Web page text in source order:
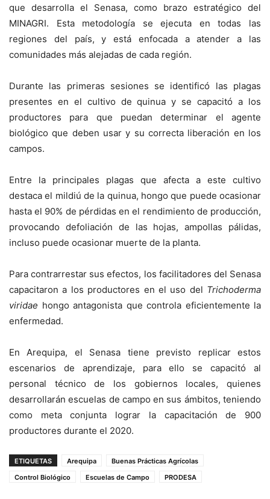
que desarrolla el Senasa, como brazo estratégico del
MINAGRI. Esta metodología se ejecuta en todas las
regiones del país, y está enfocada a atender a las
comunidades más alejadas de cada región.
Durante las primeras sesiones se identificó las plagas
presentes en el cultivo de quinua y se capacitó a los
productores para que puedan determinar el agente
biológico que deben usar y su correcta liberación en los
campos.
Entre la principales plagas que afecta a este cultivo
destaca el mildiú de la quinua, hongo que puede ocasionar
hasta el 90% de pérdidas en el rendimiento de producción,
provocando defoliación de las hojas, ampollas pálidas,
incluso puede ocasionar muerte de la planta.
Para contrarrestar sus efectos, los facilitadores del Senasa
capacitaron a los productores en el uso del Trichoderma
viridae hongo antagonista que controla eficientemente la
enfermedad.
En Arequipa, el Senasa tiene previsto replicar estos
escenarios de aprendizaje, para ello se capacitó al
personal técnico de los gobiernos locales, quienes
desarrollarán escuelas de campo en sus ámbitos, teniendo
como meta conjunta lograr la capacitación de 900
productores durante el 2020.
ETIQUETAS Arequipa
Buenas Prácticas Agrícolas
Control Biológico
Escuelas de Campo PRODESA